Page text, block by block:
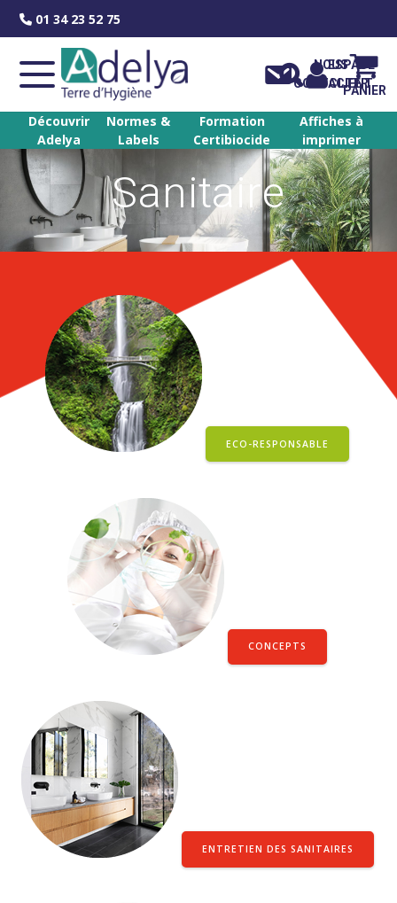
01 34 23 52 75
NOUS
CONTACTER
ESPACE
CLIENT
PANIER
Découvrir
Adelya
Normes &
Labels
Formation
Certibiocide
Affiches à
imprimer
Sanitaire
ECO-RESPONSABLE
CONCEPTS
ENTRETIEN DES SANITAIRES